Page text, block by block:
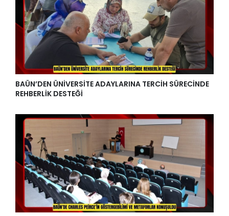
BAÜN’DEN ÜNİVERSİTE ADAYLARINA TERCİH SÜRECİNDE
REHBERLİK DESTEĞİ